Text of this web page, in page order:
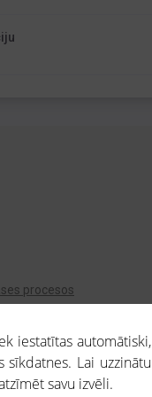
procesos
iestatītas automātiski,
Lai uzzinātu
savu izvēli.